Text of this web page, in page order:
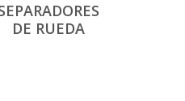
DE RUEDA